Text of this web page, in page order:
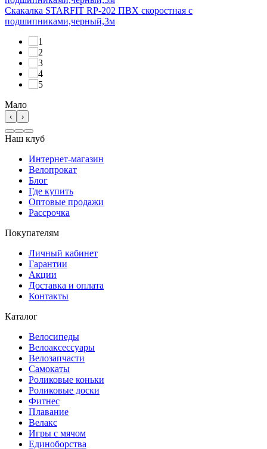
Скакалка STARFIT RP-202 ПВХ скоростная с
подшипниками,черный,3м
Мало
‹ ›
Наш клуб
Интернет-магазин
Велопрокат
Блог
Где купить
Оптовые продажи
Рассрочка
Покупателям
Личный кабинет
Гарантии
Акции
Доставка и оплата
Контакты
Каталог
Велосипеды
Велоаксессуары
Велозапчасти
Самокаты
Роликовые коньки
Роликовые доски
Фитнес
Плавание
Велакс
Игры с мячом
Единоборства